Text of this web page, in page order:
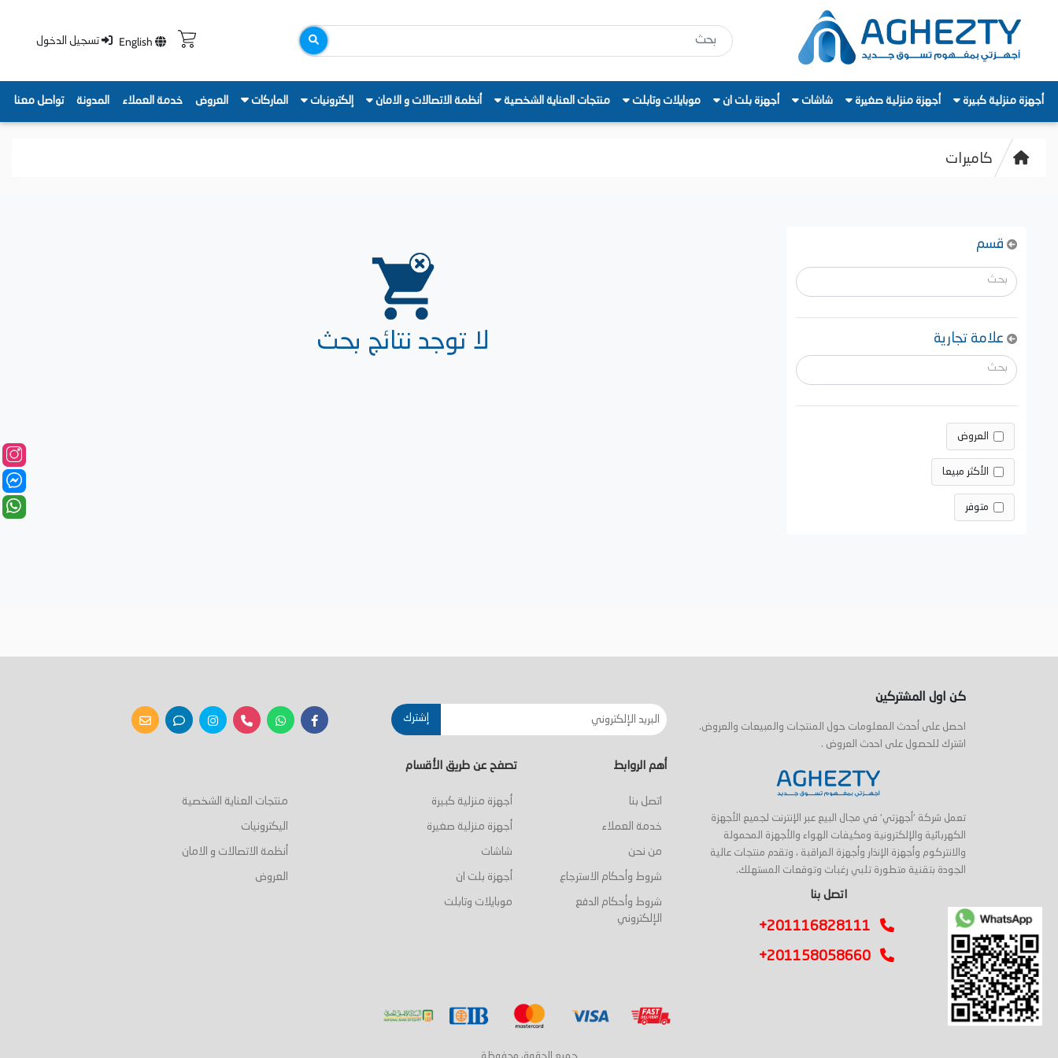
English تسجيل الدخول
أجهزة منزلية كبيرة أجهزة منزلية صغيرة شاشات أجهزة بلت ان موبايلات وتابلت منتجات العناية الشخصية أنظمة الاتصالات و الامان إلكترونيات الماركات العروض خدمة العملاء المدونة تواصل معنا
كاميرات
قسم
علامة تجارية
العروض
الأكثر مبيعا
متوفر
لا توجد نتائج بحث
كن اول المشتركين
احصل على أحدث المعلومات حول المنتجات والمبيعات والعروض.
اشترك للحصول على احدث العروض .
إشترك
تعمل شركة 'أجهزتي' في مجال البيع عبر الإنترنت لجميع الأجهزة
الكهربائية والإلكترونية ومكيفات الهواء والأجهزة المحمولة
والانتركوم وأجهزة الإنذار وأجهزة المراقبة ، وتقدم منتجات عالية
الجودة بتقنية متطورة تلبي رغبات وتوقعات المستهلك.
اتصل بنا
+201116828111
+201158058660
أهم الروابط
اتصل بنا
خدمة العملاء
من نحن
شروط وأحكام الاسترجاع
شروط وأحكام الدفع
الإلكتروني
تصفح عن طريق الأقسام
أجهزة منزلية كبيرة
أجهزة منزلية صغيرة
شاشات
أجهزة بلت ان
موبايلات وتابلت
منتجات العناية الشخصية
اليكترونيات
أنظمة الاتصالات و الامان
العروض